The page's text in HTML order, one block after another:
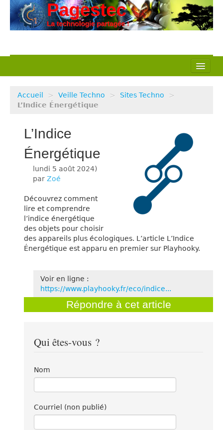
Nos actions
Pédagogie
Ressources
Accueil > Veille Techno > Sites Techno
>
L’Indice Énergétique
L’Indice
Énergétique
lundi 5 août 2024)
par Zoé
Découvrez comment
lire et comprendre
l’indice énergétique
des objets pour choisir
des appareils plus écologiques. L’article L’Indice
Énergétique est apparu en premier sur Playhooky.
Voir en ligne :
https://www.playhooky.fr/eco/indice...
Répondre à cet article
Qui êtes-vous ?
Nom
Courriel (non publié)